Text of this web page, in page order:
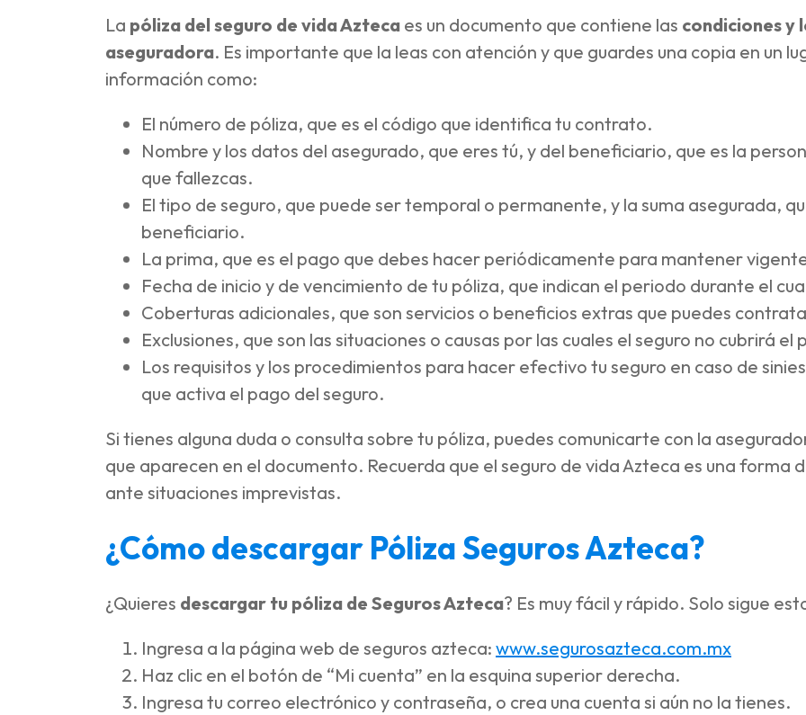
La póliza del seguro de vida Azteca es un documento que contiene las condiciones y
aseguradora. Es importante que la leas con atención y que guardes una copia en un
información como:
El número de póliza, que es el código que identifica tu contrato.
Nombre y los datos del asegurado, que eres tú, y del beneficiario, que es la
que fallezcas.
El tipo de seguro, que puede ser temporal o permanente, y la suma asegurada,
beneficiario.
La prima, que es el pago que debes hacer periódicamente para mantener
Fecha de inicio y de vencimiento de tu póliza, que indican el periodo durante el
Coberturas adicionales, que son servicios o beneficios extras que puedes
Exclusiones, que son las situaciones o causas por las cuales el seguro no cubrirá
Los requisitos y los procedimientos para hacer efectivo tu seguro en caso de
que activa el pago del seguro.
Si tienes alguna duda o consulta sobre tu póliza, puedes comunicarte con la
que aparecen en el documento. Recuerda que el seguro de vida Azteca es una forma
ante situaciones imprevistas.
¿Cómo descargar Póliza Seguros Azteca?
¿Quieres descargar tu póliza de Seguros Azteca? Es muy fácil y rápido. Solo sigue
Ingresa a la página web de seguros azteca: www.segurosazteca.com.mx
Haz clic en el botón de “Mi cuenta” en la esquina superior derecha.
Ingresa tu correo electrónico y contraseña, o crea una cuenta si aún no la tienes.